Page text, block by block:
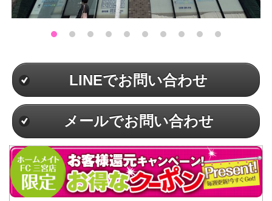
LINEでお問い合わせ
メールでお問い合わせ